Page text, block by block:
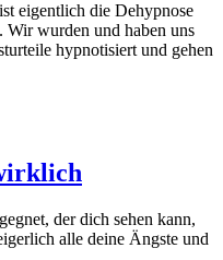
eigentlich die Dehypnose
Wir wurden und haben uns
hypnotisiert und gehen
der dich sehen kann,
alle deine Ängste und